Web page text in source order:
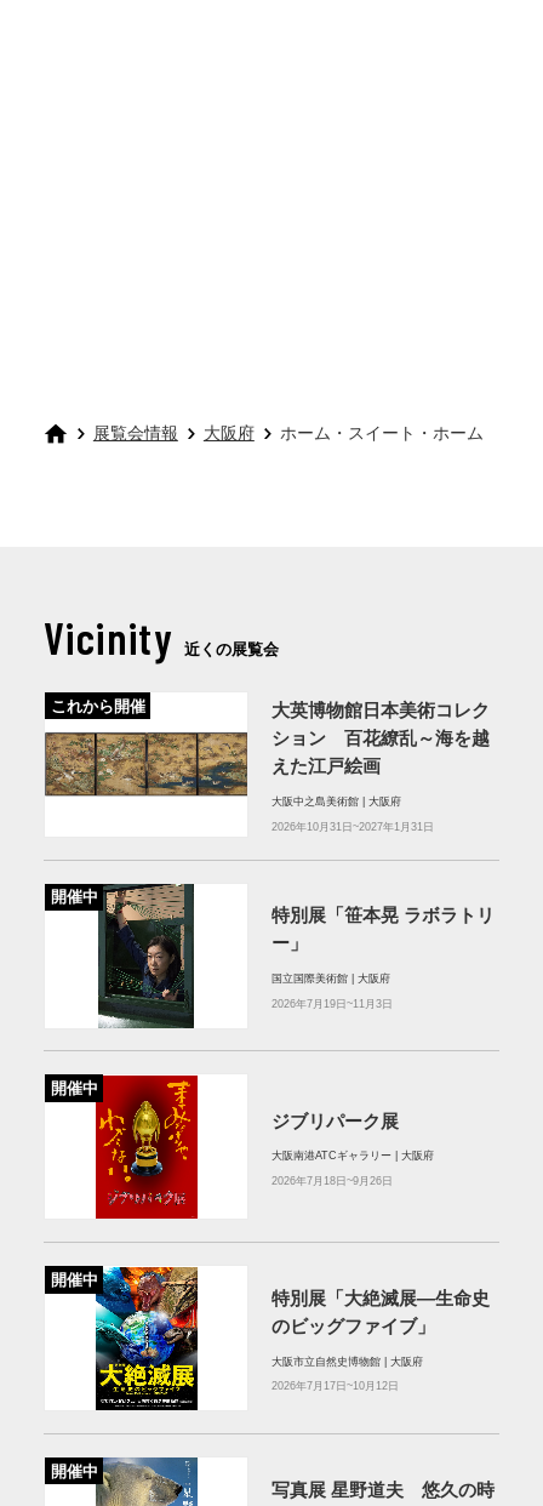
展覧会情報 大阪府 ホーム・スイート・ホーム
Vicinity 近くの展覧会
これから開催
大英博物館日本美術コレク
ション 百花繚乱～海を越
えた江戸絵画
大阪中之島美術館 | 大阪府
2026年10月31日~2027年1月31日
開催中
特別展「笹本晃 ラボラトリ
ー」
国立国際美術館 | 大阪府
2026年7月19日~11月3日
開催中
ジブリパーク展
大阪南港ATCギャラリー | 大阪府
2026年7月18日~9月26日
開催中
特別展「大絶滅展―生命史
のビッグファイブ」
大阪市立自然史博物館 | 大阪府
2026年7月17日~10月12日
開催中
写真展 星野道夫 悠久の時